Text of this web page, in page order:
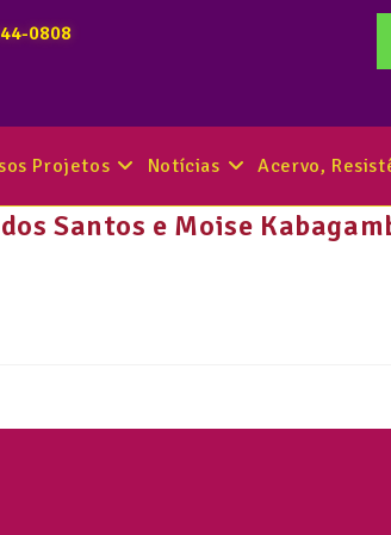
0808
Projetos Notícias Acervo,
Santos e Moise